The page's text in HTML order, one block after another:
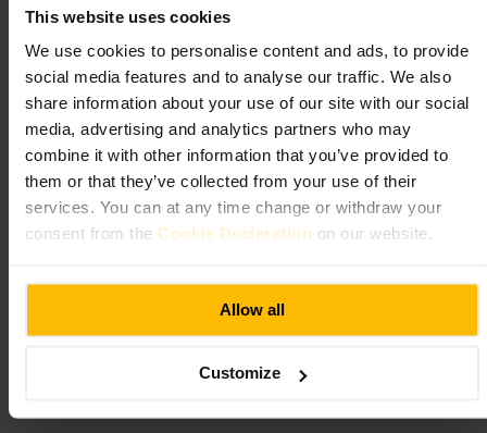
This website uses cookies
We use cookies to personalise content and ads, to provide
social media features and to analyse our traffic. We also
share information about your use of our site with our social
media, advertising and analytics partners who may
combine it with other information that you’ve provided to
them or that they’ve collected from your use of their
services. You can at any time change or withdraw your
consent from the Cookie Declaration on our website.
Allow all
Customize
Pequeña selección curada de papelería creativa, tarjetas originales y
objetos de diseño. Encontrarás marcas independientes y artículos aptos
para maleta. Montaje cuidado en estantes compactos, ideal para
explorar con calma.
Planifica tu visita
Ve con tiempo para curiosear las secciones y comparar tarjetas. Lleva
una bolsa pequeña, así podrás probar varios objetos sin cargar